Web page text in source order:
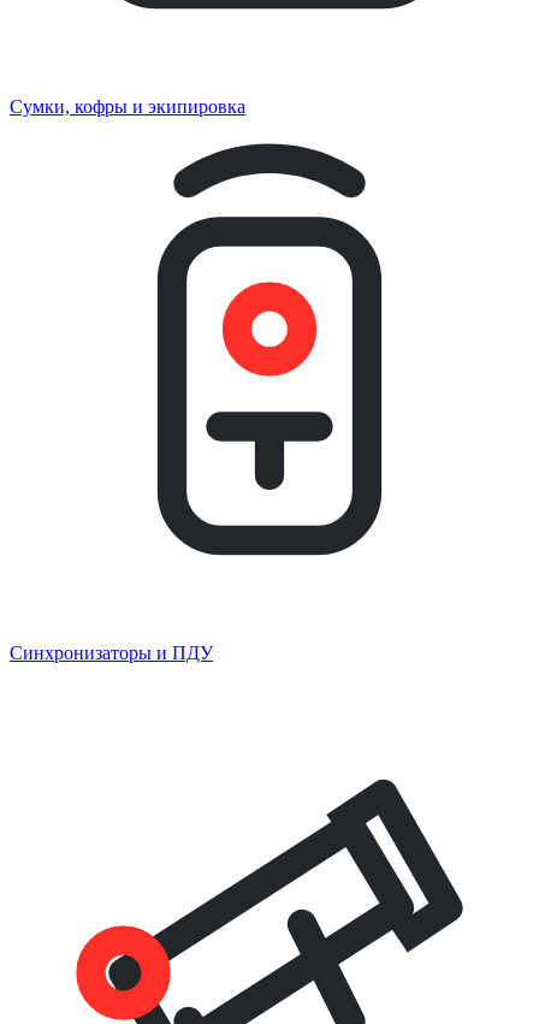
Сумки, кофры и экипировка
Синхронизаторы и ПДУ